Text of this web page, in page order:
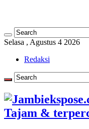
Selasa , Agustus 4 2026
Redaksi
Tajam &